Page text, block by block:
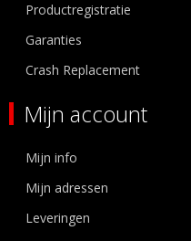
Productregistratie
Garanties
Crash Replacement
Mijn account
Mijn info
Mijn adressen
Leveringen